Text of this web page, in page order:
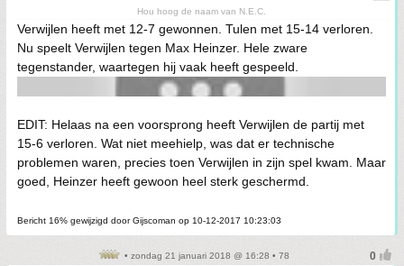
Hou hoog de naam van N.E.C.
Verwijlen heeft met 12-7 gewonnen. Tulen met 15-14 verloren.
Nu speelt Verwijlen tegen Max Heinzer. Hele zware
tegenstander, waartegen hij vaak heeft gespeeld.
EDIT: Helaas na een voorsprong heeft Verwijlen de partij met
15-6 verloren. Wat niet meehielp, was dat er technische
problemen waren, precies toen Verwijlen in zijn spel kwam. Maar
goed, Heinzer heeft gewoon heel sterk geschermd.
Bericht 16% gewijzigd door Gijscoman op 10-12-2017 10:23:03
• zondag 21 januari 2018 @ 16:28 • 78